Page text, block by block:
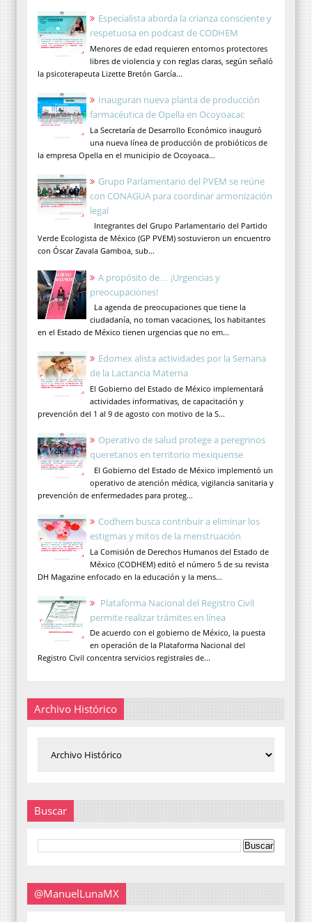
Especialista aborda la crianza consciente y
respetuosa en podcast de CODHEM
Menores de edad requieren entornos protectores
libres de violencia y con reglas claras, según señaló
la psicoterapeuta Lizette Bretón García...
Inauguran nueva planta de producción
farmacéutica de Opella en Ocoyoacac
La Secretaría de Desarrollo Económico inauguró
una nueva línea de producción de probióticos de
la empresa Opella en el municipio de Ocoyoaca...
Grupo Parlamentario del PVEM se reúne
con CONAGUA para coordinar armonización
legal
Integrantes del Grupo Parlamentario del Partido
Verde Ecologista de México (GP PVEM) sostuvieron un encuentro
con Óscar Zavala Gamboa, sub...
A propósito de… ¡Urgencias y
preocupaciones!
La agenda de preocupaciones que tiene la
ciudadanía, no toman vacaciones, los habitantes
en el Estado de México tienen urgencias que no em...
Edomex alista actividades por la Semana
de la Lactancia Materna
El Gobierno del Estado de México implementará
actividades informativas, de capacitación y
prevención del 1 al 9 de agosto con motivo de la S...
Operativo de salud protege a peregrinos
queretanos en territorio mexiquense
El Gobierno del Estado de México implementó un
operativo de atención médica, vigilancia sanitaria y
prevención de enfermedades para proteg...
Codhem busca contribuir a eliminar los
estigmas y mitos de la menstruación
La Comisión de Derechos Humanos del Estado de
México (CODHEM) editó el número 5 de su revista
DH Magazine enfocado en la educación y la mens...
Plataforma Nacional del Registro Civil
permite realizar trámites en línea
De acuerdo con el gobierno de México, la puesta
en operación de la Plataforma Nacional del
Registro Civil concentra servicios registrales de...
Archivo Histórico
Buscar
@ManuelLunaMX